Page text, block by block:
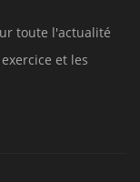
toute l'actualité
et les